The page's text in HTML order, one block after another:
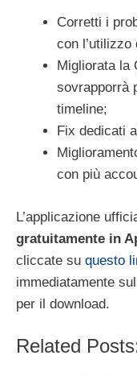
Corretti i
con
Migliorata la
sovrapporrà
timeline;
Fix dedicati
con più
L’applicazione
gratuitamente in
cliccate su questo
immediatamente
per il download.
Related